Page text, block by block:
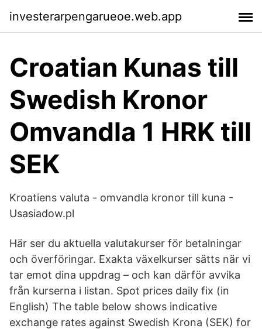
investerarpengarueoe.web.app
Croatian Kunas till
Swedish Kronor
Omvandla 1 HRK till
SEK
Kroatiens valuta - omvandla kronor till kuna -
Usasiadow.pl
Här ser du aktuella valutakurser för betalningar
och överföringar. Exakta växelkurser sätts när vi
tar emot dina uppdrag – och kan därför avvika
från kurserna i listan. Spot prices daily fix (in
English) The table below shows indicative
exchange rates against Swedish Krona (SEK) for